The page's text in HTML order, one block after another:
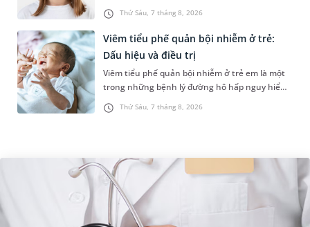
Thứ Sáu, 7 tháng 8, 2026
sự cân đối của khuôn mặt. Do đó, cần khắc
phục sớm tình trạng này để...
Thứ Sáu, 7 tháng 8, 2026
Viêm tiểu phế quản bội nhiễm ở trẻ:
Dấu hiệu và điều trị
Viêm tiểu phế quản bội nhiễm ở trẻ em là một
trong những bệnh lý đường hô hấp nguy hiểm,
thường bùng phát vào thời điểm giao mùa. Khi
những tổn thương ban đầ...